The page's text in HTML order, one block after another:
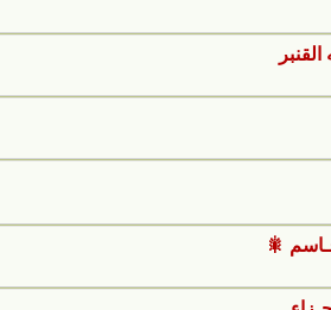
🎇